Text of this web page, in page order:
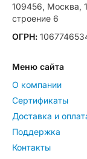
109456, Москва,
строение 6
ОГРН:
Меню сайта
О компании
Сертификаты
Доставка и
Поддержка
Контакты